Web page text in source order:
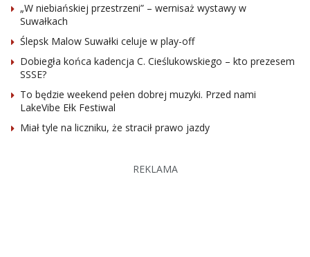
„W niebiańskiej przestrzeni” – wernisaż wystawy w
Suwałkach
Ślepsk Malow Suwałki celuje w play-off
Dobiegła końca kadencja C. Cieślukowskiego – kto prezesem
SSSE?
To będzie weekend pełen dobrej muzyki. Przed nami
LakeVibe Ełk Festiwal
Miał tyle na liczniku, że stracił prawo jazdy
REKLAMA